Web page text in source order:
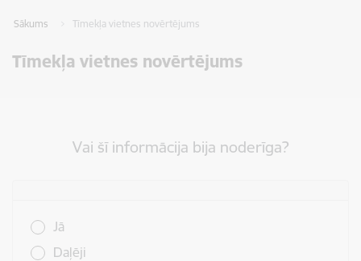
Sākums Tīmekļa vietnes novērtējums
Tīmekļa vietnes novērtējums
Vai šī informācija bija noderīga?
Jā
Daļēji